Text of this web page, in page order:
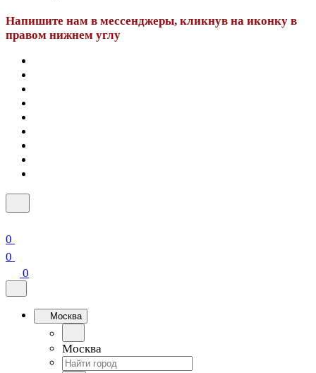
Напишите нам в мессенджеры, кликнув на иконку в
правом нижнем углу
0
0
0
Москва
Москва